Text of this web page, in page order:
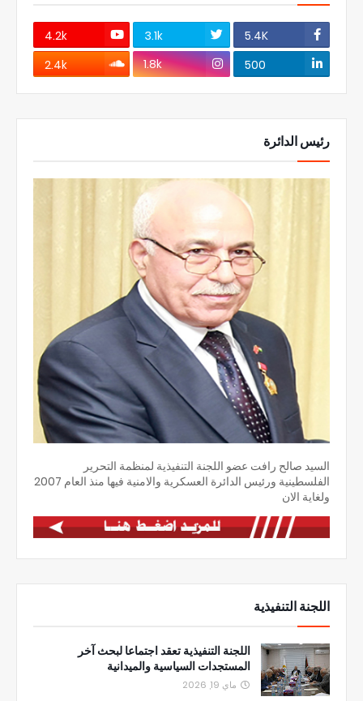
5.4K
3.1k
4.2k
500
1.8k
2.4k
رئيس الدائرة
السيد صالح رافت عضو اللجنة التنفيذية لمنظمة التحرير
الفلسطينية ورئيس الدائرة العسكرية والامنية فيها منذ العام 2007
ولغاية الان
اللجنة التنفيذية
اللجنة التنفيذية تعقد اجتماعا لبحث آخر
المستجدات السياسية والميدانية
ماي 19, 2026